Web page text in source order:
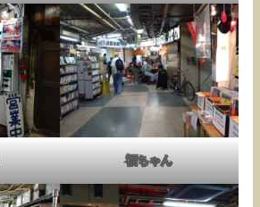
福ちゃん